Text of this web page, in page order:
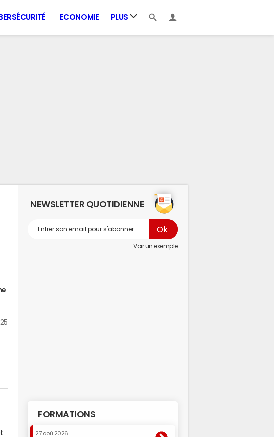
ECONOMIE PLUS
NEWSLETTER QUOTIDIENNE
Voir un exemple
FORMATIONS
27 aoû 2026